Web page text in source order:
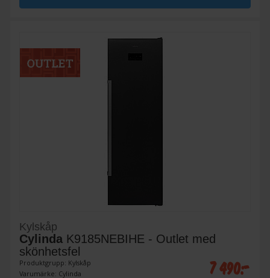
Kylskåp
Cylinda K9185NEBIHE - Outlet med
skönhetsfel
Produktgrupp: Kylskåp
Varumärke: Cylinda
7 490:-